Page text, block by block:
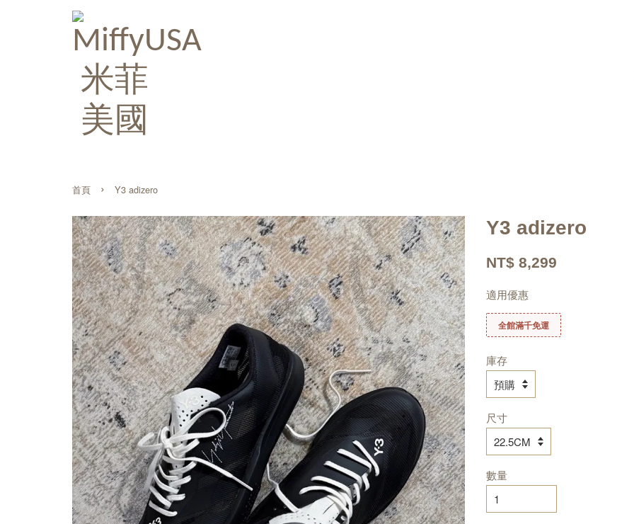
首頁 › Y3 adizero
Y3 adizero
NT$ 8,299
適用優惠
全館滿千免運
庫存
尺寸
數量